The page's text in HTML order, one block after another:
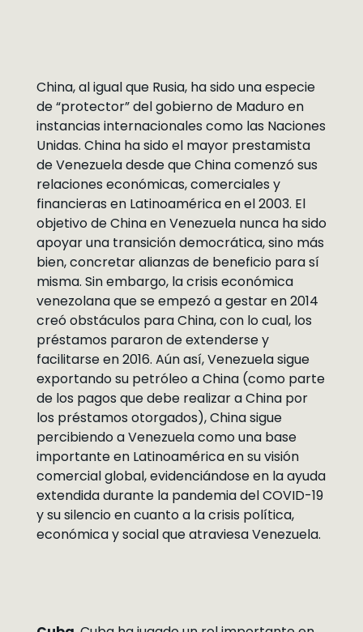
China, al igual que Rusia, ha sido una especie
de “protector” del gobierno de Maduro en
instancias internacionales como las Naciones
Unidas. China ha sido el mayor prestamista
de Venezuela desde que China comenzó sus
relaciones económicas, comerciales y
financieras en Latinoamérica en el 2003. El
objetivo de China en Venezuela nunca ha sido
apoyar una transición democrática, sino más
bien, concretar alianzas de beneficio para sí
misma. Sin embargo, la crisis económica
venezolana que se empezó a gestar en 2014
creó obstáculos para China, con lo cual, los
préstamos pararon de extenderse y
facilitarse en 2016. Aún así, Venezuela sigue
exportando su petróleo a China (como parte
de los pagos que debe realizar a China por
los préstamos otorgados), China sigue
percibiendo a Venezuela como una base
importante en Latinoamérica en su visión
comercial global, evidenciándose en la ayuda
extendida durante la pandemia del COVID-19
y su silencio en cuanto a la crisis política,
económica y social que atraviesa Venezuela.